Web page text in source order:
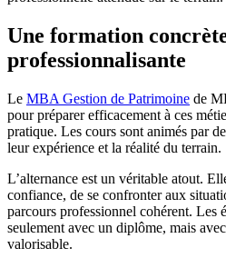
Une formation
professionnalisante
Le MBA Gestion de Patrimoine de
pour préparer efficacement à ces
pratique. Les cours sont animés par
leur expérience et la réalité du terrain.
L’alternance est un véritable atout.
confiance, de se confronter aux
parcours professionnel cohérent. Les
seulement avec un diplôme, mais
valorisable.